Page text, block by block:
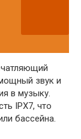
звук и
в музыку.
IPX7, что
бассейна.